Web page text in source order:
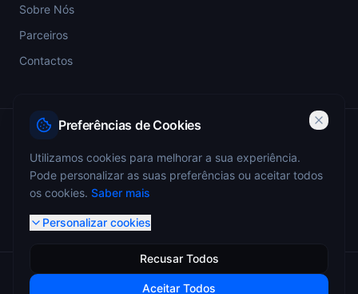
Sobre Nós
Parceiros
Contactos
ANEPC — Portaria 773/2009 — Registo nº 4349
© 2026 Miguel Monteiro - Sistemas de Segurança. Todos os
Preferências de Cookies
Utilizamos cookies para melhorar a sua experiência.
Pode personalizar as suas preferências ou aceitar todos
os cookies. Saber mais
Personalizar cookies
Recusar Todos
Aceitar Todos